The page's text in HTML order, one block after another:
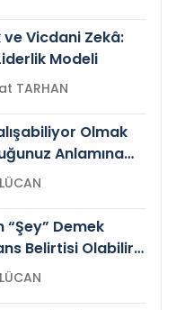
Vicdani Zekâ:
Modeli
Prof.Dr. Nevzat TARHAN
Olmak
Anlamına
“Şey” Demek
Belirtisi Olabilir